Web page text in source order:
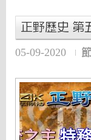
正野歷史 第
05-09-2020